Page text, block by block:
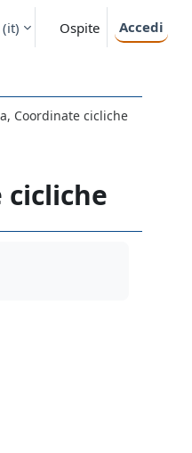
Ospite Accedi
Coordinate cicliche
cicliche